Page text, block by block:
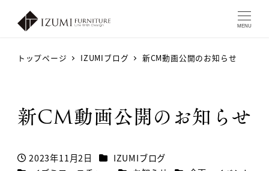
MENU
トップページ IZUMIブログ 新CM動画公開のお知らせ
新CM動画公開のお知らせ
投稿日
2023年11月2日 カテゴリー
IZUMIブログ